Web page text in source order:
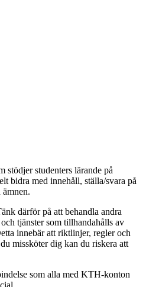
stödjer studenters lärande på
bidra med innehåll, ställa/svara på
därför på att behandla andra
tjänster som tillhandahålls av
innebär att riktlinjer, regler och
missköter dig kan du riskera att
som alla med KTH-konton